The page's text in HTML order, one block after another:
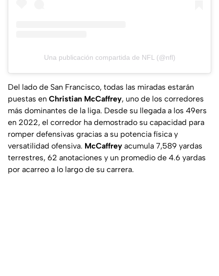
Una publicación compartida de NFL (@nfl)
Del lado de San Francisco, todas las miradas estarán
puestas en Christian McCaffrey, uno de los corredores
más dominantes de la liga. Desde su llegada a los 49ers
en 2022, el corredor ha demostrado su capacidad para
romper defensivas gracias a su potencia física y
versatilidad ofensiva. McCaffrey acumula 7,589 yardas
terrestres, 62 anotaciones y un promedio de 4.6 yardas
por acarreo a lo largo de su carrera.